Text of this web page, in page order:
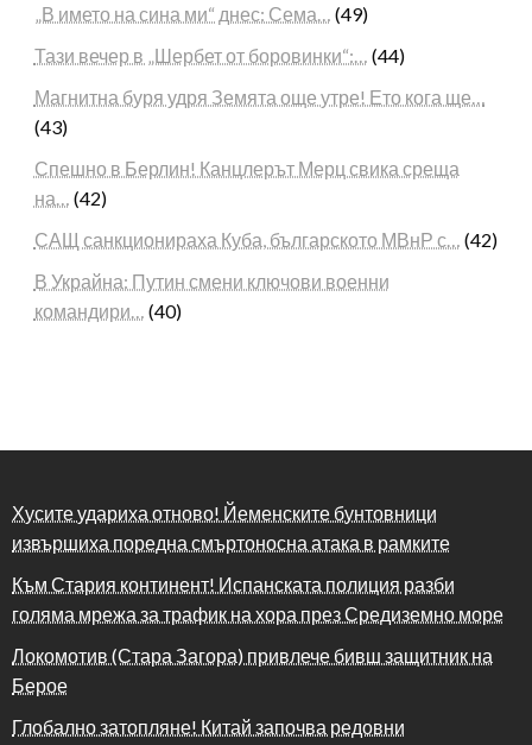
„В името на сина ми“ днес: Сема… (49)
Тази вечер в „Шербет от боровинки“:… (44)
Магнитна буря удря Земята още утре! Ето кога ще…
(43)
Спешно в Берлин! Канцлерът Мерц свика среща
на… (42)
САЩ санкционираха Куба, българското МВнР с… (42)
В Украйна: Путин смени ключови военни
командири… (40)
Хусите удариха отново! Йеменските бунтовници
извършиха поредна смъртоносна атака в рамките
Към Стария континент! Испанската полиция разби
голяма мрежа за трафик на хора през Средиземно море
Локомотив (Стара Загора) привлече бивш защитник на
Берое
Глобално затопляне! Китай започва редовни